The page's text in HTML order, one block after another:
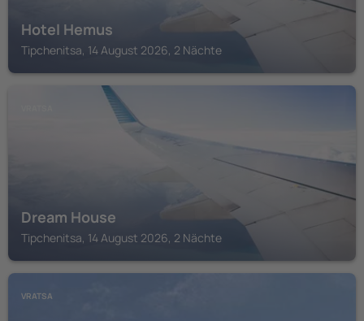
Hotel Hemus
Tipchenitsa, 14 August 2026, 2 Nächte
Dream House
Tipchenitsa, 14 August 2026, 2 Nächte
VRATSA